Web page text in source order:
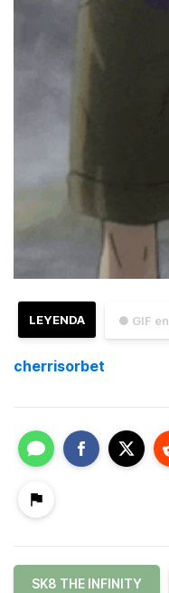
● GIF
LEYENDA
cherrisorbet
SK8 THE INFINITY